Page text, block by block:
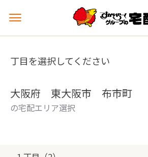
メ
ュ
を
丁目を選択してください
大阪府 東大阪市 布市町
の宅配エリア選択